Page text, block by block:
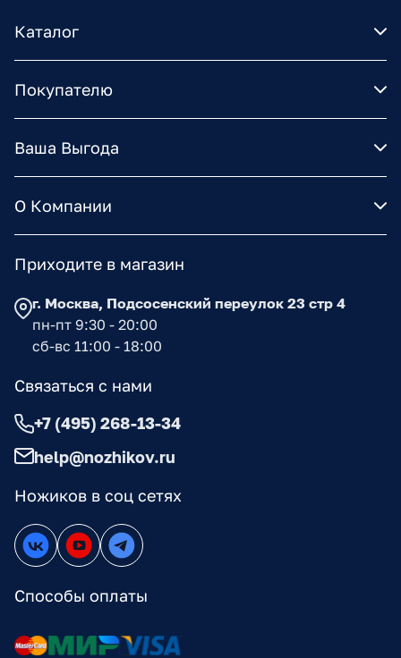
Каталог
Покупателю
Ваша Выгода
О Компании
Ножиков в соц сетях
Способы оплаты
Приходите в магазин
г. Москва, Подсосенский переулок 23 стр 4
пн-пт 9:30 - 20:00
сб-вс 11:00 - 18:00
Связаться с нами
+7 (495) 268-13-34
help@nozhikov.ru